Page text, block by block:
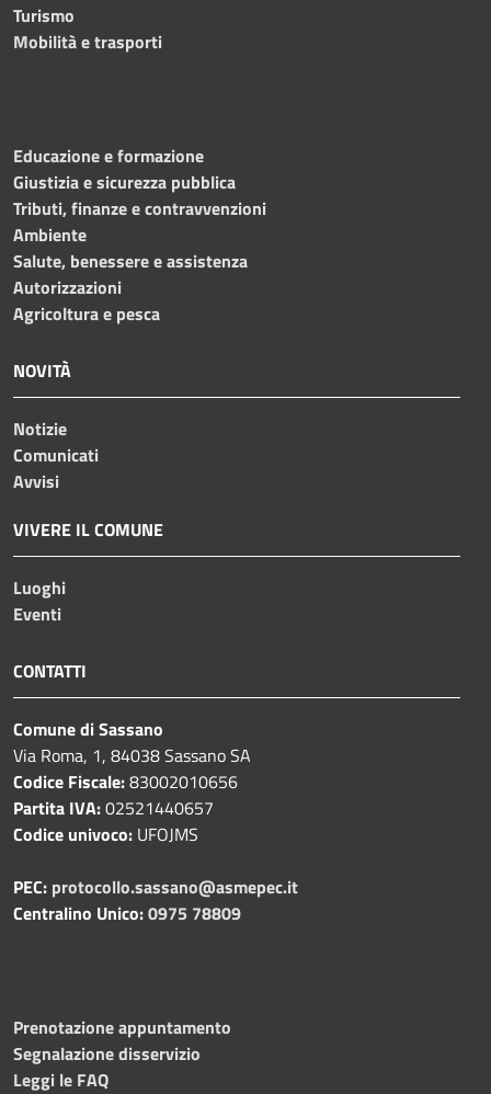
Turismo
Mobilità e trasporti
Educazione e formazione
Giustizia e sicurezza pubblica
Tributi, finanze e contravvenzioni
Ambiente
Salute, benessere e assistenza
Autorizzazioni
Agricoltura e pesca
NOVITÀ
Notizie
Comunicati
Avvisi
VIVERE IL COMUNE
Luoghi
Eventi
CONTATTI
Comune di Sassano
Via Roma, 1, 84038 Sassano SA
Codice Fiscale:83002010656
Partita IVA:02521440657
Codice univoco: UFOJMS
PEC: protocollo.sassano@asmepec.it
Centralino Unico:0975 78809
Prenotazione appuntamento
Segnalazione disservizio
Leggi le FAQ